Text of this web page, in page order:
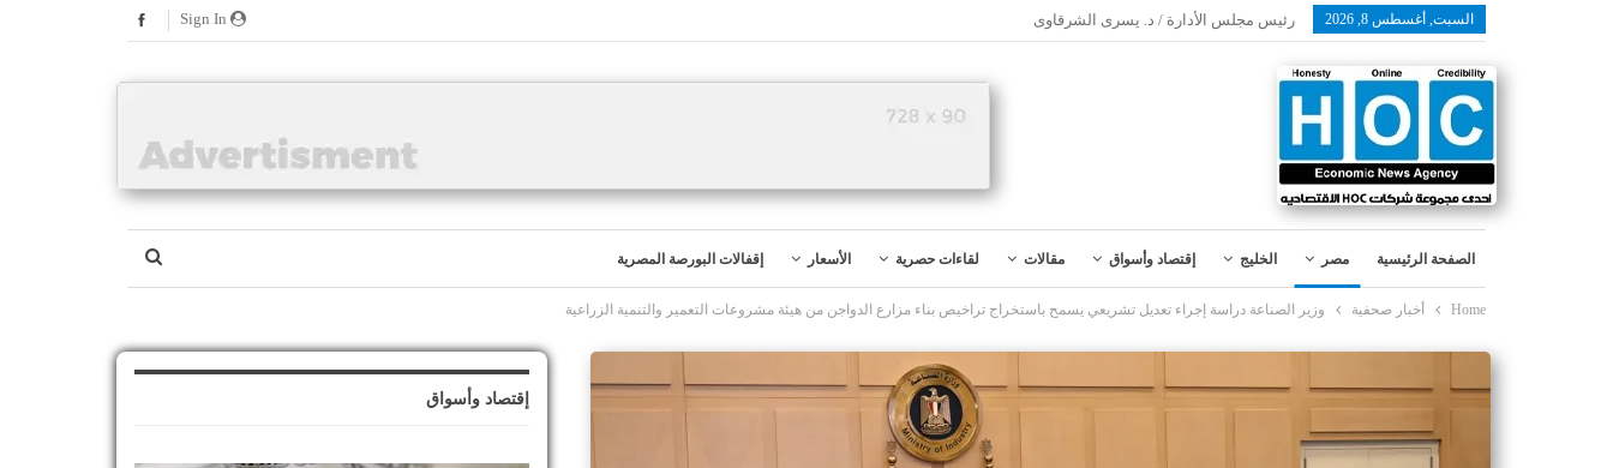
السبت, أغسطس 8, 2026 رئيس مجلس الأدارة / د. يسرى الشرقاوى
الصفحة الرئيسية مصر الخليج إقتصاد وأسواق مقالات لقاءات حصرية الأسعار إقفالات البورصة المصرية
Home أخبار صحفية وزير الصناعة دراسة إجراء تعديل تشريعي يسمح باستخراج تراخيص بناء مزارع الدواجن من هيئة مشروعات التعمير والتنمية الزراعية
إقتصاد وأسواق